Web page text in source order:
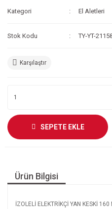
Kategori El Aletleri
Stok Kodu TY-YT-
Karşılaştır
SEPETE EKLE
Ürün Bilgisi
İZOLELİ ELEKTRİKÇİ YAN KESKİ